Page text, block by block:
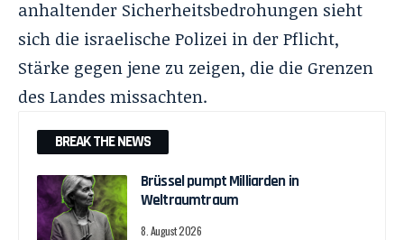
anhaltender Sicherheitsbedrohungen sieht
sich die israelische Polizei in der Pflicht,
Stärke gegen jene zu zeigen, die die Grenzen
des Landes missachten.
BREAK THE NEWS
Brüssel pumpt Milliarden in
Weltraumtraum
8. August 2026